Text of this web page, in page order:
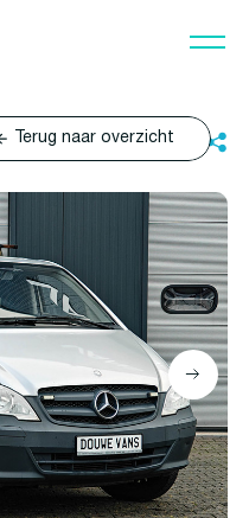
Terug naar overzicht